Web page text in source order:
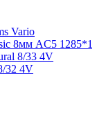
Vario
8мм AC5 1285*192
8/33 4V
32 4V